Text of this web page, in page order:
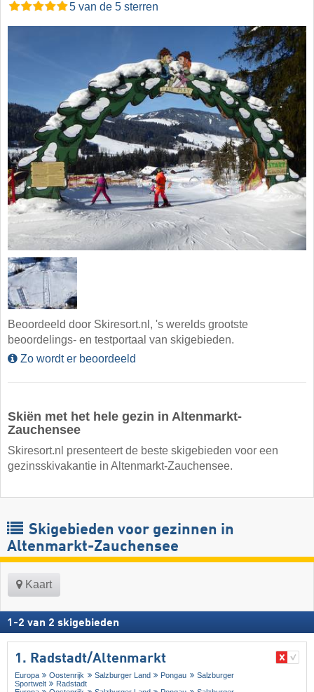
5 van de 5 sterren
Beoordeeld door Skiresort.nl, 's werelds grootste
beoordelings- en testportaal van skigebieden.
Zo wordt er beoordeeld
Skiën met het hele gezin in Altenmarkt-
Zauchensee
Skiresort.nl presenteert de beste skigebieden voor een
gezinsskivakantie in Altenmarkt-Zauchensee.
Skigebieden voor gezinnen in
Altenmarkt-Zauchensee
Kaart
1 -2 van 2 skigebieden
1. Radstadt/​Altenmarkt
Europa Oostenrijk Salzburger Land Pongau
Salzburger
Sportwelt
Radstadt